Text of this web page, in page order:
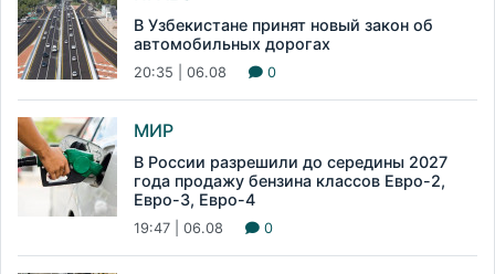
В Узбекистане принят новый закон об
автомобильных дорогах
20:35 | 06.08 0
МИР
В России разрешили до середины 2027
года продажу бензина классов Евро-2,
Евро-3, Евро-4
19:47 | 06.08 0